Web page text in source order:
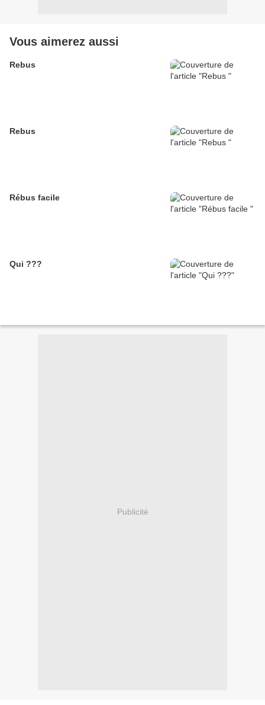
Vous aimerez aussi
Rebus
Rebus
Rébus facile
Qui ???
Publicité